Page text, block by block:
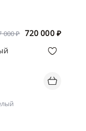
000 ₽ 720 000 ₽